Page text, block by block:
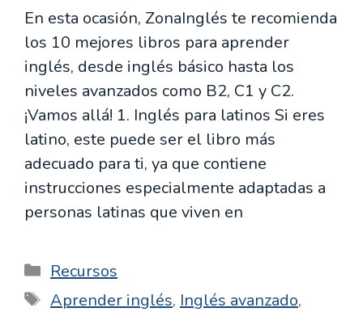
En esta ocasión, ZonaInglés te recomienda
los 10 mejores libros para aprender
inglés, desde inglés básico hasta los
niveles avanzados como B2, C1 y C2.
¡Vamos allá! 1. Inglés para latinos Si eres
latino, este puede ser el libro más
adecuado para ti, ya que contiene
instrucciones especialmente adaptadas a
personas latinas que viven en
Categorías
Recursos
Etiquetas
Aprender inglés, Inglés avanzado,